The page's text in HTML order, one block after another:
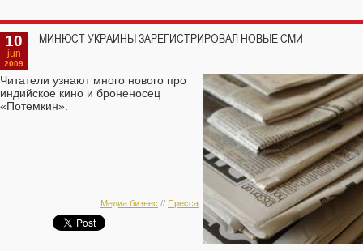
10
jun
2009
МИНЮСТ УКРАИНЫ ЗАРЕГИСТРИРОВАЛ НОВЫЕ СМИ
Читатели узнают много нового про
индийское кино и броненосец
«Потемкин».
Медиа бизнес // Пресса